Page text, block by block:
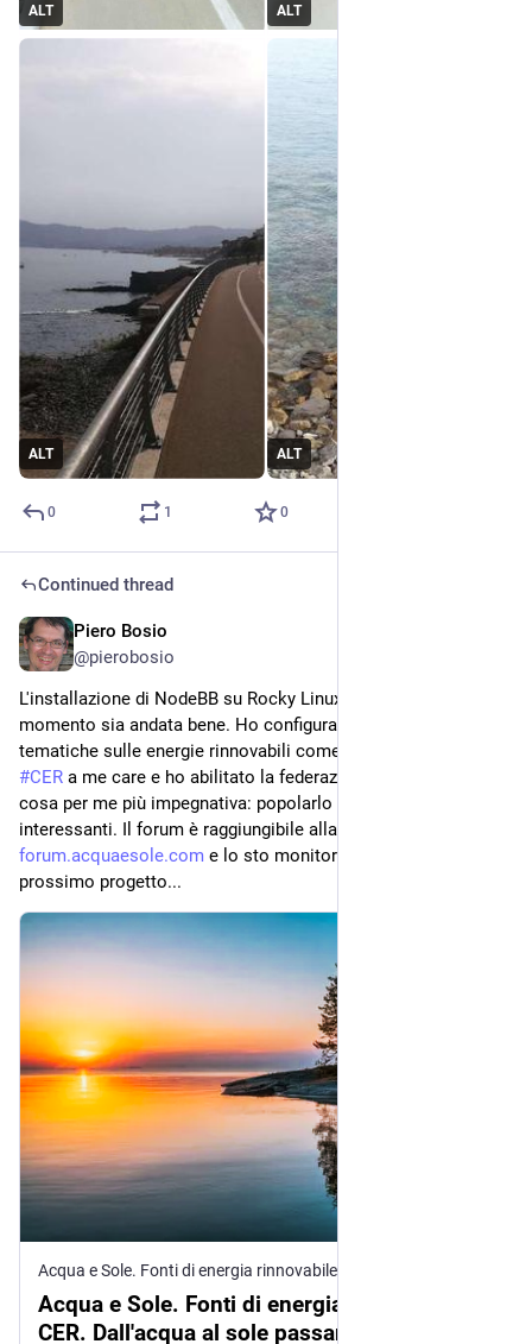
ALT ALT
ALT ALT
0 1 0
Continued thread
Piero Bosio
@pierobosio
L'installazione di NodeBB su Rocky Linux pare che al
momento sia andata bene. Ho configurato il sito inserendo le
tematiche sulle energie rinnovabili come il
#CER a me care e ho abilitato la federazione. Resta da fare la
cosa per me più impegnativa: popolarlo con contenuti
interessanti. Il forum è raggiungibile alla url
forum.acquaesole.com e lo sto monitorando, già pensando al
prossimo progetto...
Acqua e Sole. Fonti di energia rinnovabile e
CER. Dall'acqua al sole passando per il